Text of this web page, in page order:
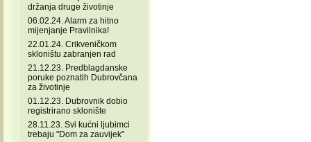
držanja druge životinje
06.02.24. Alarm za hitno
mijenjanje Pravilnika!
22.01.24. Crikveničkom
skloništu zabranjen rad
21.12.23. Predblagdanske
poruke poznatih Dubrovčana
za životinje
01.12.23. Dubrovnik dobio
registrirano sklonište
28.11.23. Svi kućni ljubimci
trebaju "Dom za zauvijek"